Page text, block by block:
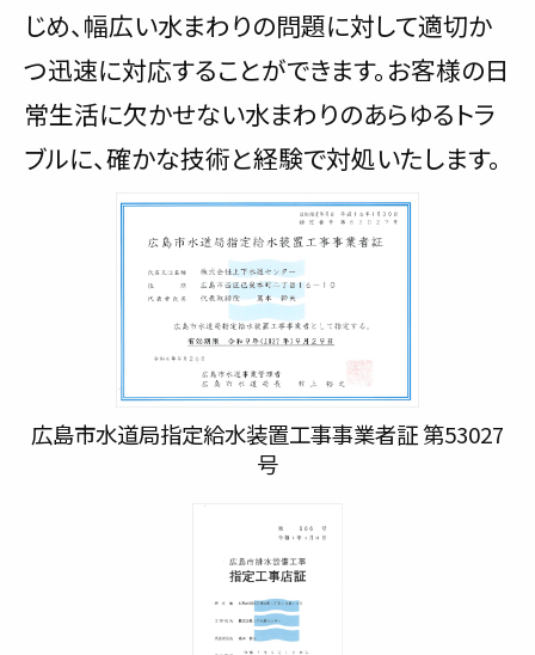
じめ、幅広い水まわりの問題に対して適切か
つ迅速に対応することができます。お客様の日
常生活に欠かせない水まわりのあらゆるトラ
ブルに、確かな技術と経験で対処いたします。
広島市水道局指定給水装置工事事業者証 第53027
号